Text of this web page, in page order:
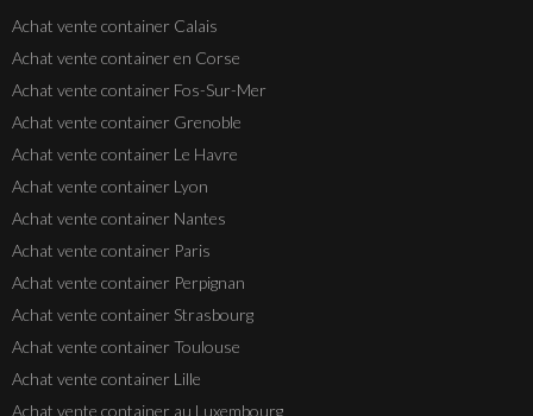
Achat vente container Calais
Achat vente container en Corse
Achat vente container Fos-Sur-Mer
Achat vente container Grenoble
Achat vente container Le Havre
Achat vente container Lyon
Achat vente container Nantes
Achat vente container Paris
Achat vente container Perpignan
Achat vente container Strasbourg
Achat vente container Toulouse
Achat vente container Lille
Achat vente container au Luxembourg